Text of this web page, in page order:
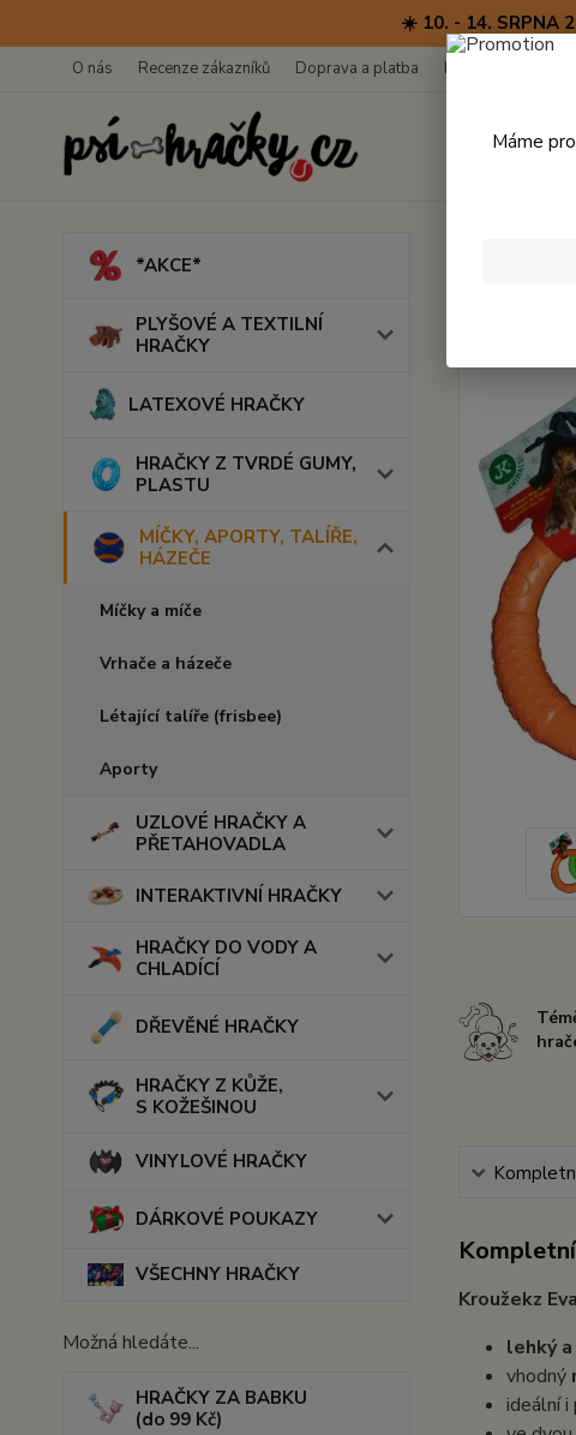
☀️ 10. - 14. SRPNA
O nás Recenze zákazníků Doprava a platba Kontakty
*AKCE*
PLYŠOVÉ A TEXTILNÍ
HRAČKY
LATEXOVÉ HRAČKY
HRAČKY Z TVRDÉ GUMY,
PLASTU
MÍČKY, APORTY, TALÍŘE,
HÁZEČE
Míčky a míče
Vrhače a házeče
Létající talíře (frisbee)
Aporty
UZLOVÉ HRAČKY A
PŘETAHOVADLA
INTERAKTIVNÍ HRAČKY
HRAČKY DO VODY A
CHLADÍCÍ
DŘEVĚNÉ HRAČKY
HRAČKY Z KŮŽE,
S KOŽEŠINOU
VINYLOVÉ HRAČKY
DÁRKOVÉ POUKAZY
VŠECHNY HRAČKY
Možná hledáte...
HRAČKY ZA BABKU
(do 99 Kč)
Kroužekz
lehký
vhodný
ideální i
Máme